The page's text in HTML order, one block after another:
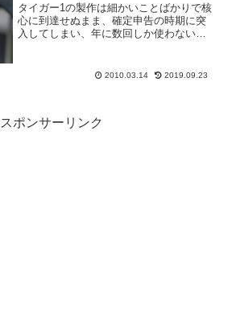
タイガー1の製作は細かいことばかりで核
心に到達せぬまま、確定申告の時期に突
入してしまい、年に数回しか使わないエ
かし、模型は作っておるのですよ（あ
2010.03.14 2019.09.23
スポンサーリンク